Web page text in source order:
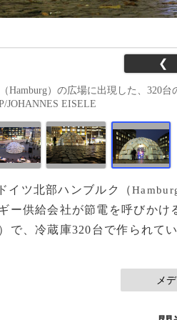
❮
Hamburg）の広場に出現した、320
JOHANNES EISELE
イツ北部ハンブルク（
ー供給会社が節電を呼びか
で、冷蔵庫320台で作られて
メ